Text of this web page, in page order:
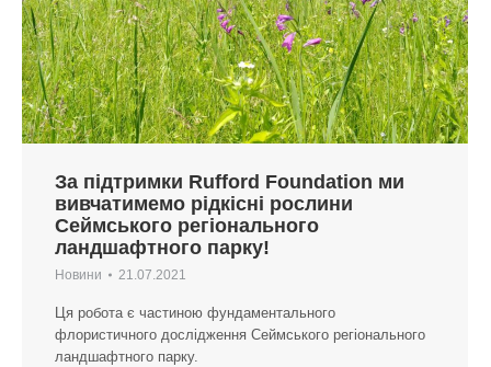
За підтримки Rufford Foundation ми
вивчатимемо рідкісні рослини
Сеймського регіонального
ландшафтного парку!
Новини 21.07.2021
Ця робота є частиною фундаментального
флористичного дослідження Сеймського регіонального
ландшафтного парку.